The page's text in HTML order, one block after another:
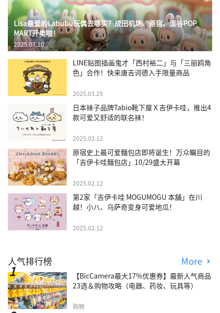
Lisa最爱的Labubu玩偶去哪买？成田机场、原宿、涩谷POP
MART开卖啦！
2025.07.10
LINE贴图插画鬼才「西村裕二」与「三丽鸥角
色」合作！快来唐吉诃德入手限量商品
2025.03.25
日本袜子品牌Tabio靴下屋Ｘ吉伊卡哇，推出4
款可爱又舒适的联名袜！
2025.02.12
原宿史上最可爱麵包店即将诞生！万众瞩目的
「吉伊卡哇麵包店」10/29盛大开幕
2025.02.12
第2家「吉伊卡哇 MOGUMOGU 本舖」在川
越！小八、乌萨奇变身可爱地瓜！
2025.02.12
人气排行榜 More
【BicCamera最大17%优惠券】最新人气商品
23选＆购物攻略（电器、药妆、玩具等）
购物